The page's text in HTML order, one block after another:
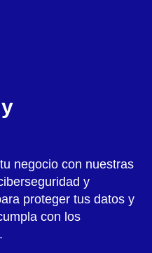
negocio con nuestras
y
proteger tus datos y
con los